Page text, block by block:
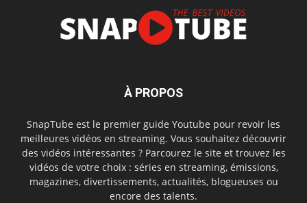
À PROPOS
SnapTube est le premier guide Youtube pour revoir les
meilleures vidéos en streaming. Vous souhaitez découvrir
des vidéos intéressantes ? Parcourez le site et trouvez les
vidéos de votre choix : séries en streaming, émissions,
magazines, divertissements, actualités, blogueuses ou
encore des talents.